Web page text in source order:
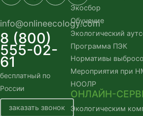
info@onlineecology.com
8 (800)
555-02-
61
бесплатный по
России
заказать звонок
Экосбор
Обучение
Экологический
Программа ПЭК
Нормативы
Мероприятия при
НООЛР
ОНЛАЙН-
Экологическим